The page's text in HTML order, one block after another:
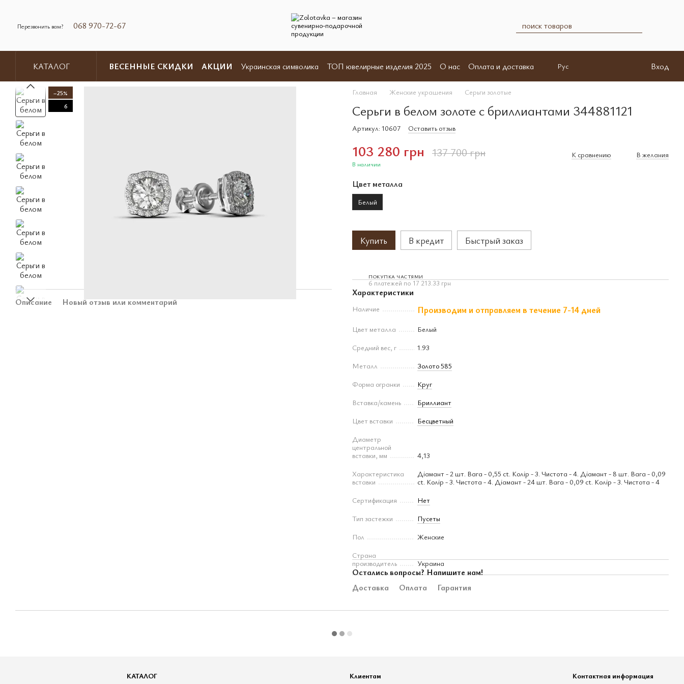
068 970-72-67
Перезвонить вам?
КАТАЛОГ ВЕСЕННЫЕ СКИДКИ АКЦИИ Украинская символика ТОП ювелирные изделия 2025 О нас
Оплата и доставка
Рус Вход
−25%
6
Описание Новый отзыв или комментарий
Главная Женские украшения Серьги золотые
Серьги в белом золоте с бриллиантами 344881121
Артикул: 10607 Оставить отзыв
103 280 грн 137 700 грн
В наличии
К сравнению В желания
Цвет металла
Белый
Купить В кредит Быстрый заказ
ПОКУПКА ЧАСТЯМИ
6 платежей по 17 213.33 грн
Характеристики
Наличие Производим и отправляем в течение 7-14 дней
Цвет металла
Белый
Средний вес, г
1.93
Металл
Золото 585
Форма огранки
Круг
Вставка/камень
Бриллиант
Цвет вставки
Бесцветный
Диаметр
центральной
вставки, мм
4,13
Характеристика
вставки
Діамант - 2 шт. Вага - 0,55 ct. Колір - 3. Чистота - 4. Діамант - 8 шт. Вага - 0,09
ct. Колір - 3. Чистота - 4. Діамант - 24 шт. Вага - 0,09 ct. Колір - 3. Чистота - 4
Сертификация
Нет
Тип застежки
Пусеты
Пол
Женские
Страна
производитель
Украина
Остались вопросы? Напишите нам!
Доставка
Оплата Гарантия
КАТАЛОГ Клиентам Контактная информация